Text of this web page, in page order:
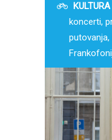
KULTURA
koncerti,